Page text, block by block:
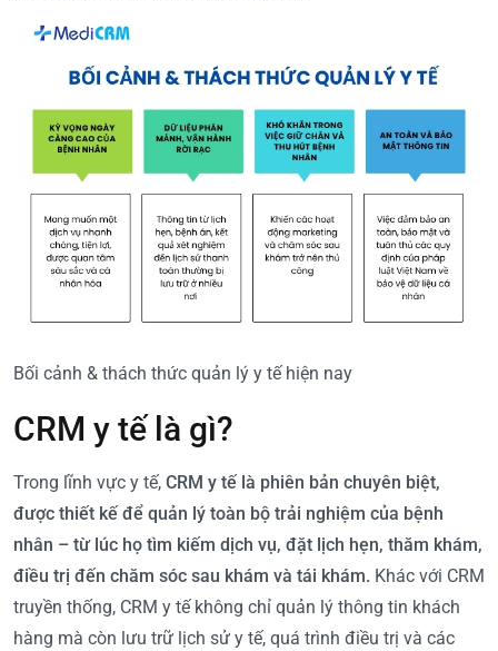
Bối cảnh & thách thức quản lý y tế hiện nay
CRM y tế là gì?
Trong lĩnh vực y tế, CRM y tế là phiên bản chuyên biệt,
được thiết kế để quản lý toàn bộ trải nghiệm của bệnh
nhân – từ lúc họ tìm kiếm dịch vụ, đặt lịch hẹn, thăm khám,
điều trị đến chăm sóc sau khám và tái khám. Khác với CRM
truyền thống, CRM y tế không chỉ quản lý thông tin khách
hàng mà còn lưu trữ lịch sử y tế, quá trình điều trị và các